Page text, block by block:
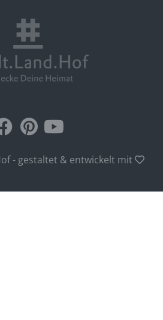
- gestaltet & entwickelt mit